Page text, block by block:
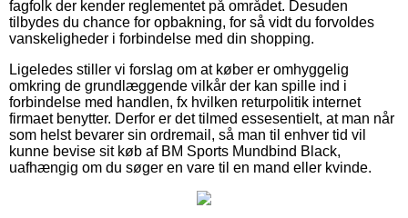
fagfolk der kender reglementet på området. Desuden
tilbydes du chance for opbakning, for så vidt du forvoldes
vanskeligheder i forbindelse med din shopping.
Ligeledes stiller vi forslag om at køber er omhyggelig
omkring de grundlæggende vilkår der kan spille ind i
forbindelse med handlen, fx hvilken returpolitik internet
firmaet benytter. Derfor er det tilmed essesentielt, at man når
som helst bevarer sin ordremail, så man til enhver tid vil
kunne bevise sit køb af BM Sports Mundbind Black,
uafhængig om du søger en vare til en mand eller kvinde.